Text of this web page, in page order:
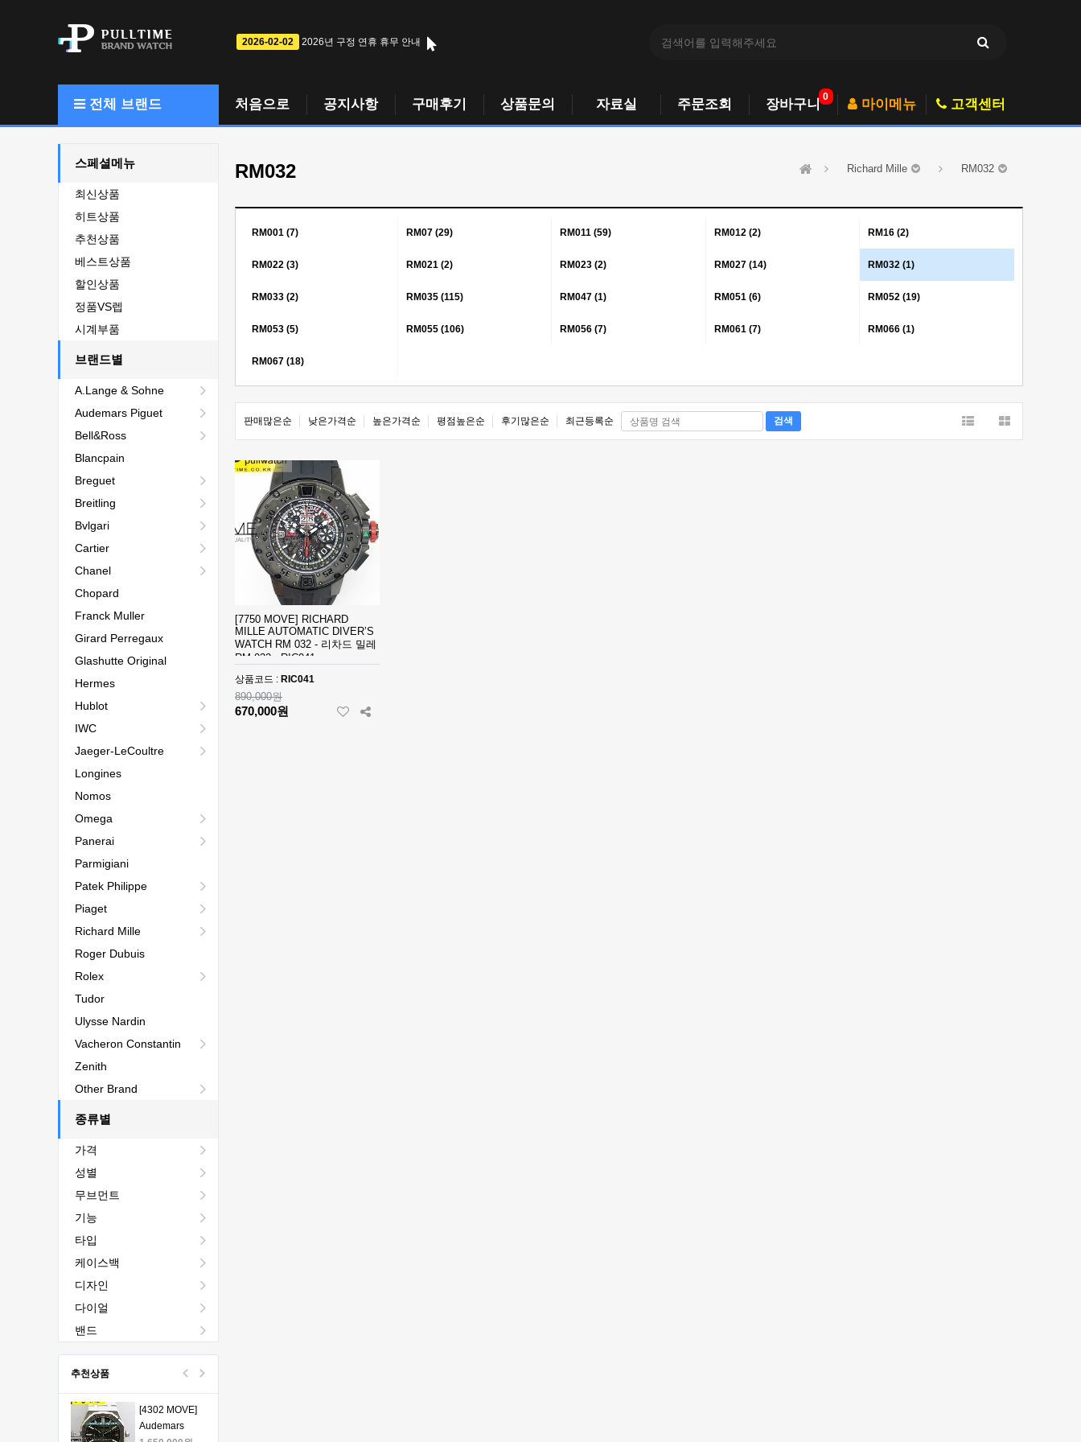
2026-02-02 2026년 구정 연휴 휴무 안내
전체 브랜드 처음으로 공지사항 구매후기 상품문의 자료실 주문조회 0
장바구니 마이메뉴 고객센터
스페셜메뉴
최신상품
히트상품
추천상품
베스트상품
할인상품
정품VS렙
시계부품
브랜드별
A.Lange & Sohne
Audemars Piguet
Bell&Ross
Blancpain
Breguet
Breitling
Bvlgari
Cartier
Chanel
Chopard
Franck Muller
Girard Perregaux
Glashutte Original
Hermes
Hublot
IWC
Jaeger-LeCoultre
Longines
Nomos
Omega
Panerai
Parmigiani
Patek Philippe
Piaget
Richard Mille
Roger Dubuis
Rolex
Tudor
Ulysse Nardin
Vacheron Constantin
Zenith
Other Brand
종류별
가격
성별
무브먼트
기능
타입
케이스백
디자인
다이얼
밴드
추천상품
26240 50th SS
그래프 50주년
1,330,000원
26240 50th SS
얄오크 크르노
모델 베스트에
디션
Oak Chrono
V2 DDF 1:1
Best Edition -
1,330,000원
[4302 MOVE]
Audemars
RM032 Richard Mille RM032
RM001 (7) RM07 (29) RM011 (59) RM012 (2) RM16 (2)
RM022 (3) RM021 (2) RM023 (2) RM027 (14) RM032 (1)
RM033 (2) RM035 (115) RM047 (1) RM051 (6) RM052 (19)
RM053 (5) RM055 (106) RM056 (7) RM061 (7) RM066 (1)
RM067 (18)
판매많은순 낮은가격순 높은가격순 평점높은순 후기많은순 최근등록순
[7750 MOVE] RICHARD
MILLE AUTOMATIC DIVER’S
WATCH RM 032 - 리차드 밀레
RM 032 - RIC041
상품코드 : RIC041
890,000원
670,000원